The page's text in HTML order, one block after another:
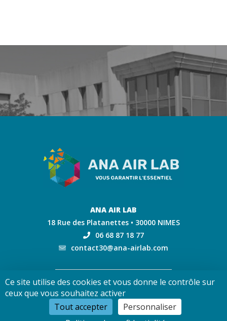
Ce site utilise des cookies et vous donne le contrôle sur
ceux que vous souhaitez activer
Tout accepter
Personnaliser
ANA AIR LAB
18 Rue des Platanettes • 30000 NIMES
06 68 87 18 77
contact30@ana-airlab.com
Mentions légales—Charte de confidentialité—Gestion
des cookies— Conception :epartenaire